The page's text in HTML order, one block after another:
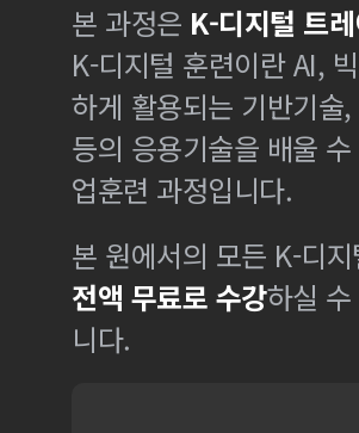
본 과정은 K-디지털 트
K-디지털 훈련이란 AI,
하게 활용되는 기반기술
등의 응용기술을 배울
업훈련 과정입니다.
본 원에서의 모든 K-디
전액 무료로 수강하실
니다.